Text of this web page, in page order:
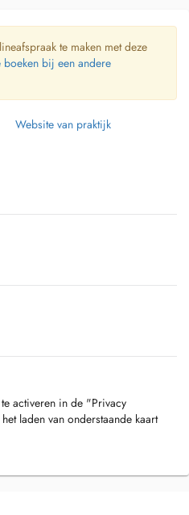
te maken met deze
bij een andere
Website van praktijk
activeren in de "Privacy
laden van onderstaande kaart